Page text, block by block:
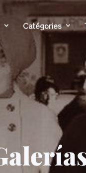
Catégories